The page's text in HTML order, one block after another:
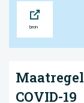
COVID-19